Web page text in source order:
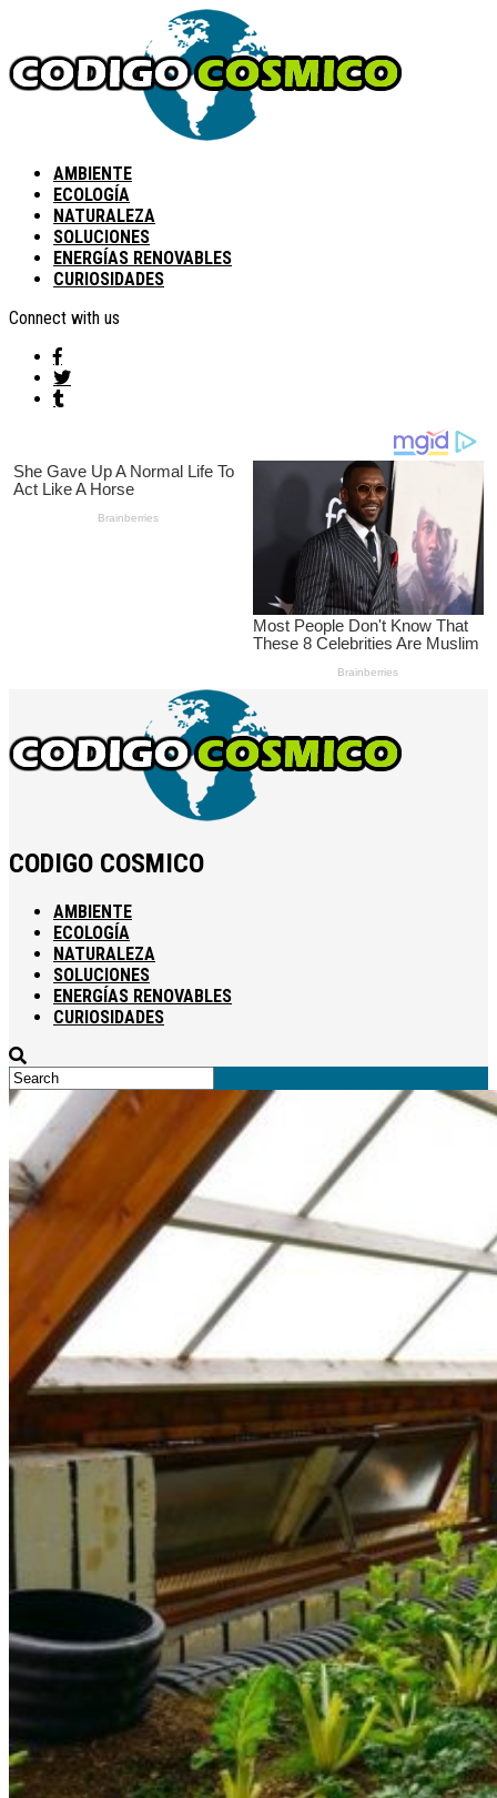
AMBIENTE
ECOLOGÍA
NATURALEZA
SOLUCIONES
ENERGÍAS RENOVABLES
CURIOSIDADES
Connect with us
CODIGO COSMICO
AMBIENTE
ECOLOGÍA
NATURALEZA
SOLUCIONES
ENERGÍAS RENOVABLES
CURIOSIDADES